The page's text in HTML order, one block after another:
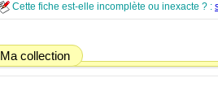
Cette fiche est-elle incomplète ou inexacte ? :
Ma collection